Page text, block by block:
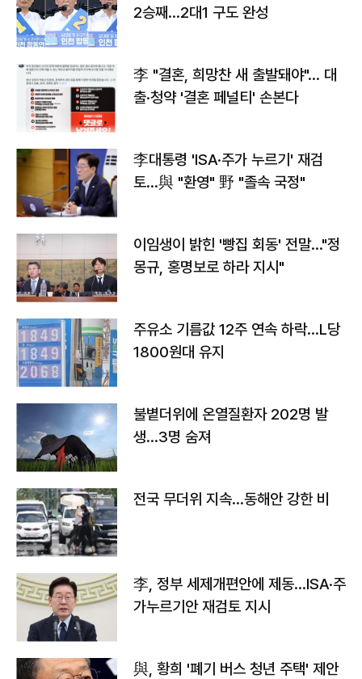
2승째…2대1 구도 완성
李 "결혼, 희망찬 새 출발돼야"… 대
출·청약 '결혼 페널티' 손본다
李대통령 'ISA·주가 누르기' 재검
토…與 "환영" 野 "졸속 국정"
이임생이 밝힌 '빵집 회동' 전말…"정
몽규, 홍명보로 하라 지시"
주유소 기름값 12주 연속 하락…L당
1800원대 유지
불볕더위에 온열질환자 202명 발
생…3명 숨져
전국 무더위 지속…동해안 강한 비
李, 정부 세제개편안에 제동…ISA·주
가누르기안 재검토 지시
與, 황희 '폐기 버스 청년 주택' 제안